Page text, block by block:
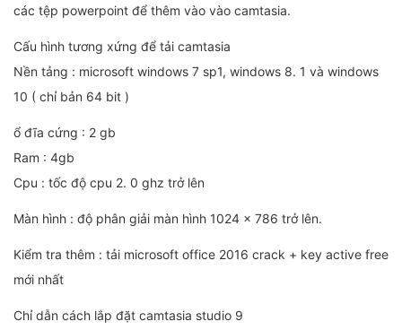
các tệp powerpoint để thêm vào vào camtasia.
Cấu hình tương xứng để tải camtasia
Nền tảng : microsoft windows 7 sp1, windows 8. 1 và windows
10 ( chỉ bản 64 bit )
ổ đĩa cứng : 2 gb
Ram : 4gb
Cpu : tốc độ cpu 2. 0 ghz trở lên
Màn hình : độ phân giải màn hình 1024 x 786 trở lên.
Kiểm tra thêm : tải microsoft office 2016 crack + key active free
mới nhất
Chỉ dẫn cách lắp đặt camtasia studio 9